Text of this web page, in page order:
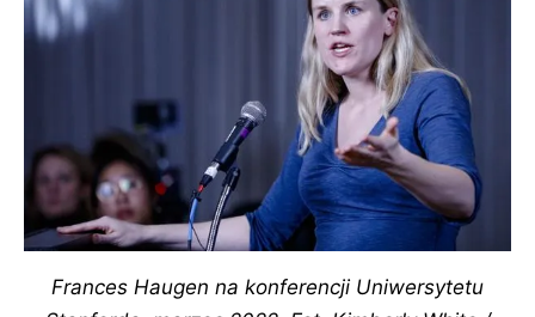
Frances Haugen na konferencji Uniwersytetu